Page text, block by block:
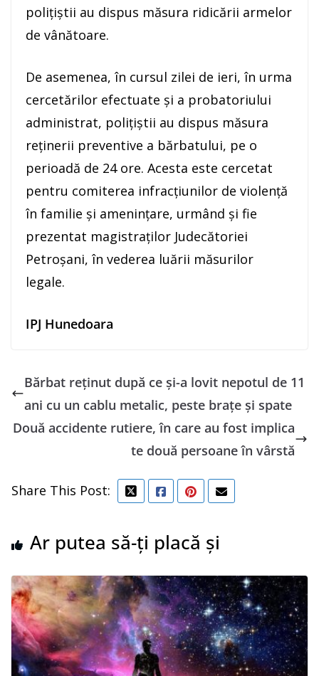
poliţiştii au dispus măsura ridicării armelor
de vânătoare.
De asemenea, în cursul zilei de ieri, în urma
cercetărilor efectuate și a probatoriului
administrat, poliţiştii au dispus măsura
reținerii preventive a bărbatului, pe o
perioadă de 24 ore. Acesta este cercetat
pentru comiterea infracțiunilor de violență
în familie și amenințare, urmând şi fie
prezentat magistraţilor Judecătoriei
Petroșani, în vederea luării măsurilor
legale.
IPJ Hunedoara
Bărbat reţinut după ce şi-a lovit nepotul de 11
ani cu un cablu metalic, peste braţe şi spate
Două accidente rutiere, în care au fost implica
te două persoane în vârstă
Share This Post:
Ar putea să-ți placă și